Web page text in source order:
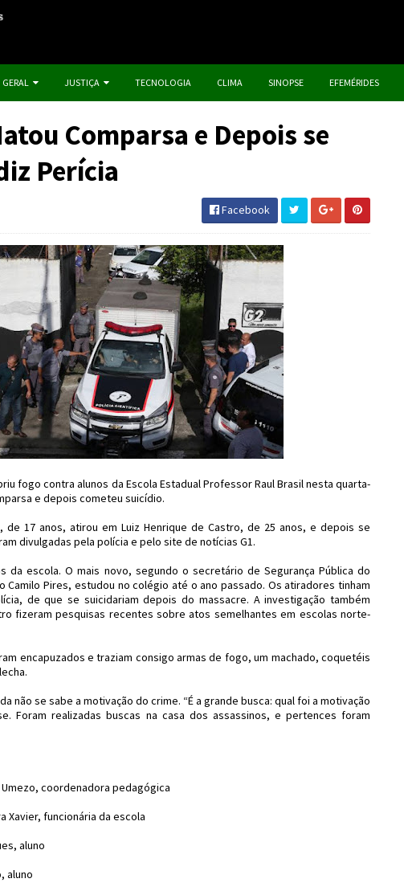
GERAL JUSTIÇA TECNOLOGIA CLIMA SINOPSE EFEMÉRIDES
Comparsa e Depois se
Perícia
Facebook
fogo contra alunos da Escola Estadual Professor Raul Brasil nesta quarta-
e depois cometeu suicídio.
de 17 anos, atirou em Luiz Henrique de Castro, de 25 anos, e depois se
divulgadas pela polícia e pelo site de notícias G1.
da escola. O mais novo, segundo o secretário de Segurança Pública do
Camilo Pires, estudou no colégio até o ano passado. Os atiradores tinham
de que se suicidariam depois do massacre. A investigação também
fizeram pesquisas recentes sobre atos semelhantes em escolas norte-
encapuzados e traziam consigo armas de fogo, um machado, coquetéis
não se sabe a motivação do crime. “É a grande busca: qual foi a motivação
Foram realizadas buscas na casa dos assassinos, e pertences foram
coordenadora pedagógica
Xavier, funcionária da escola
aluno
aluno